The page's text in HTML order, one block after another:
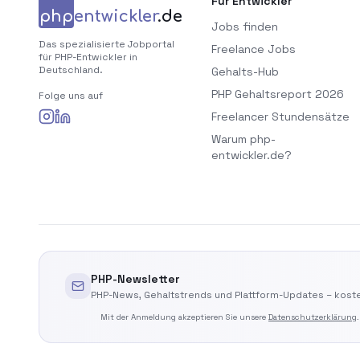
phpentwickler.de
Das spezialisierte Jobportal
für PHP-Entwickler in
Deutschland.
Folge uns auf
Jobs finden
Freelance Jobs
Gehalts-Hub
PHP Gehaltsreport 2026
Freelancer Stundensätze
Warum php-
entwickler.de?
PHP-Newsletter
PHP-News, Gehaltstrends und Plattform-Updates –
Mit der Anmeldung akzeptieren Sie unsere Datenschutzerklärung.